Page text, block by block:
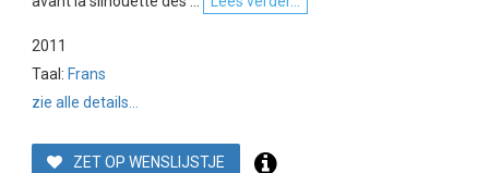
2011
Taal: Frans
zie alle details...
ZET OP WENSLIJSTJE